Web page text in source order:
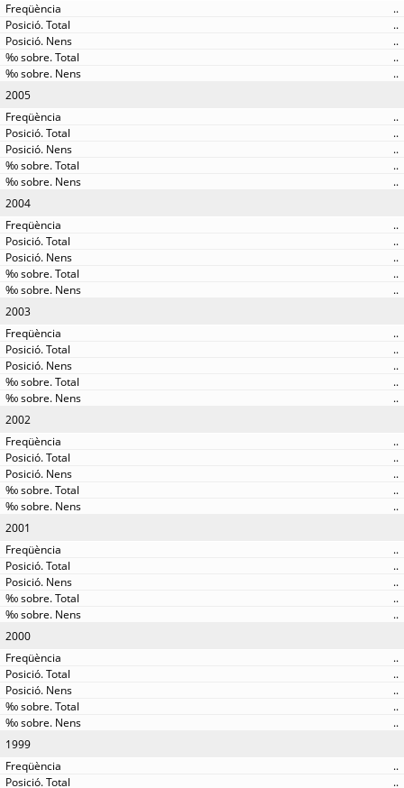
..
..
..
..
..
2005
..
..
..
..
..
2004
..
..
..
..
..
2003
..
..
..
..
..
2002
..
..
..
..
..
2001
..
..
..
..
..
2000
..
..
..
..
..
1999
..
..